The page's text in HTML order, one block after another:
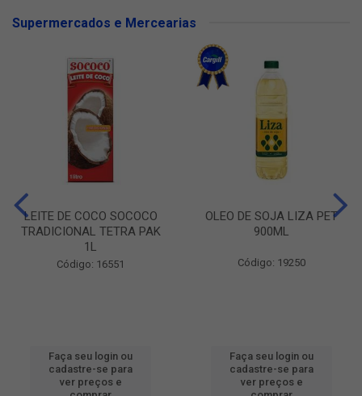
Supermercados e Mercearias
LEITE DE COCO SOCOCO
TRADICIONAL TETRA PAK
1L
Código: 16551
Faça seu login ou
cadastre-se para
ver preços e
OLEO DE SOJA LIZA PET
900ML
Código: 19250
Faça seu login ou
cadastre-se para
ver preços e